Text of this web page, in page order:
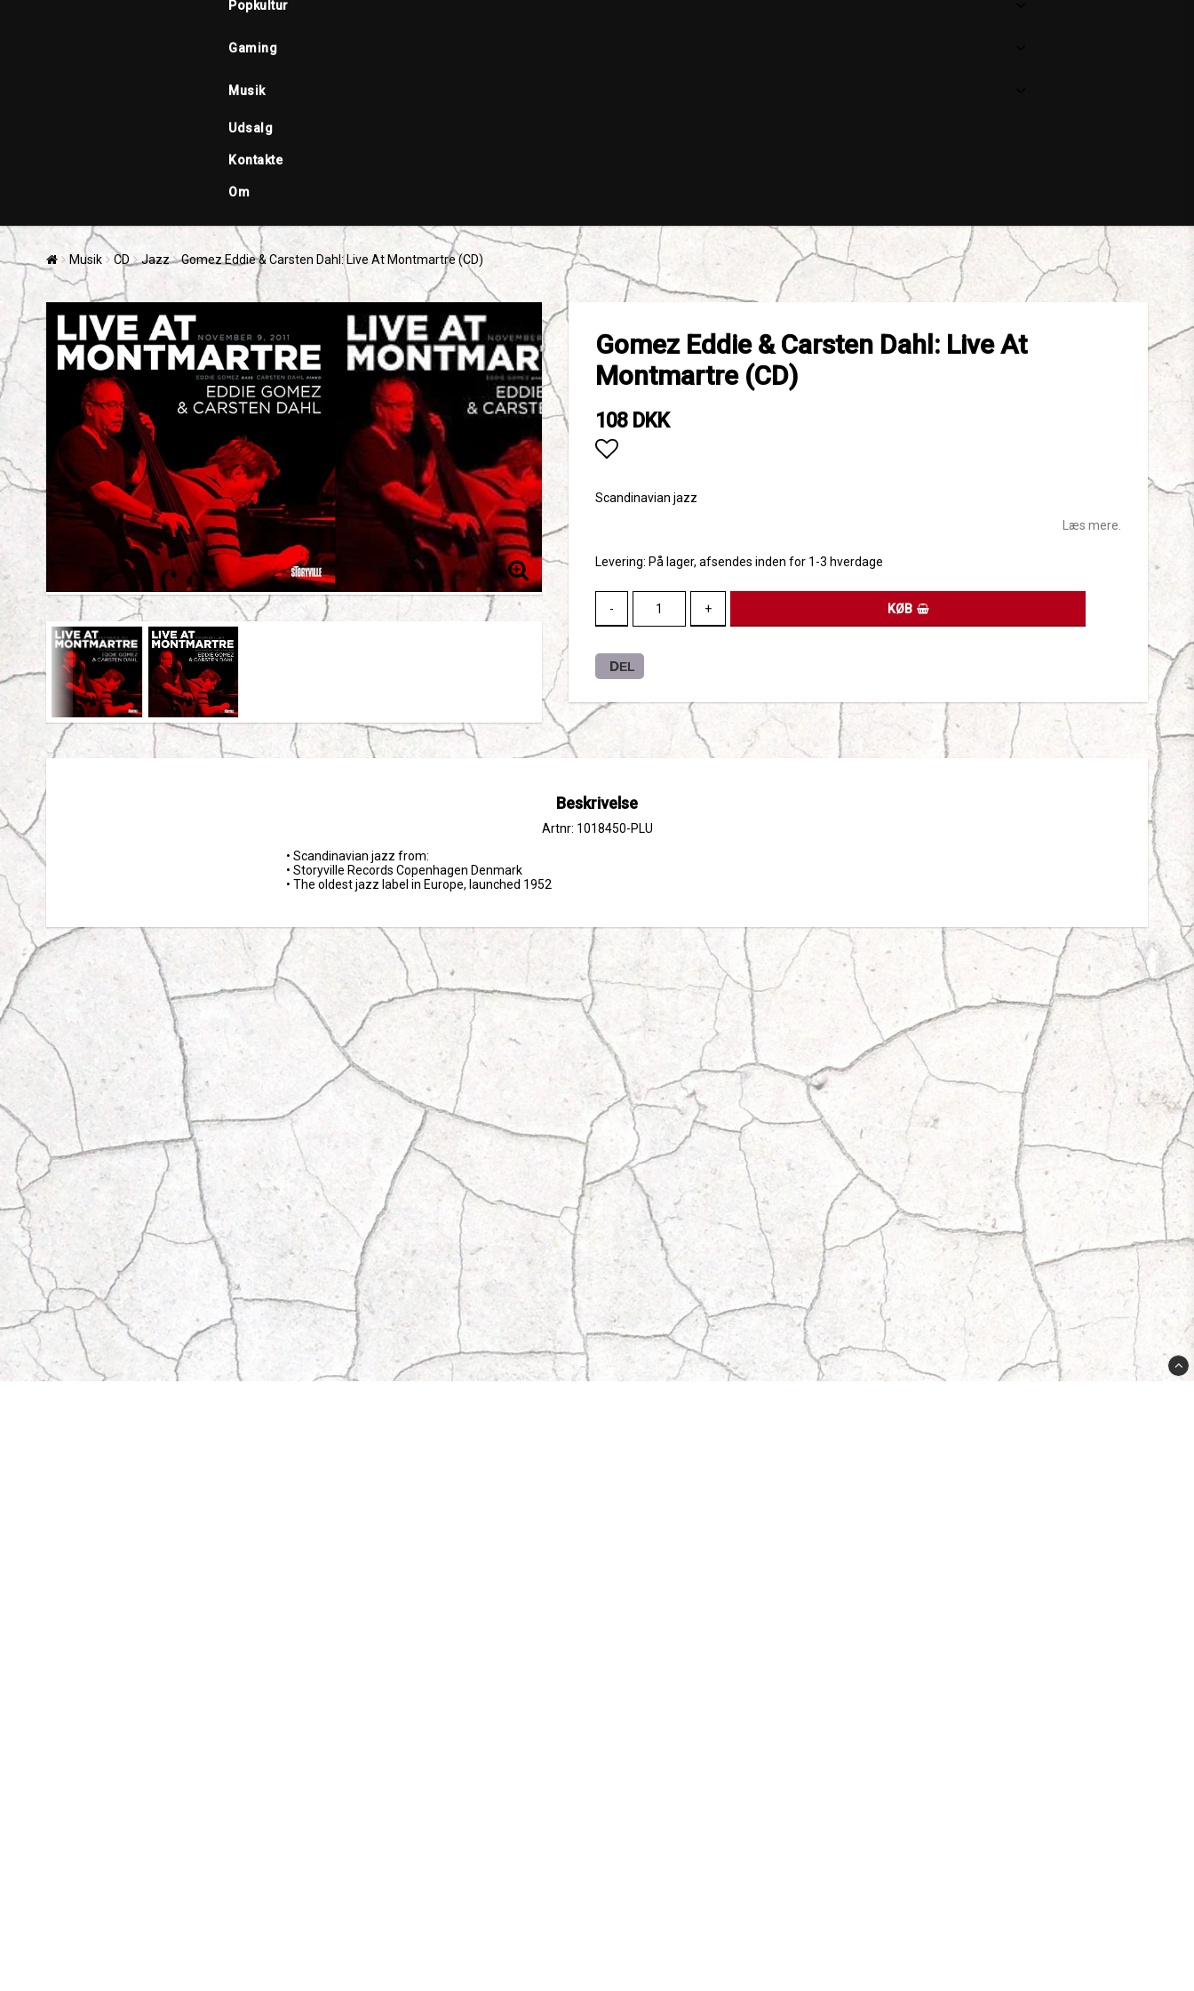
Popkultur
Gaming
Musik
Udsalg
Kontakte
Om
Musik CD Jazz Gomez Eddie & Carsten Dahl: Live At Montmartre (CD)
Gomez Eddie & Carsten Dahl: Live At
Montmartre (CD)
108 DKK
Scandinavian jazz
Læs mere.
Levering: På lager, afsendes inden for 1-3 hverdage
- + KØB
DEL
Beskrivelse
Artnr: 1018450-PLU
• Scandinavian jazz from:
• Storyville Records Copenhagen Denmark
• The oldest jazz label in Europe, launched 1952